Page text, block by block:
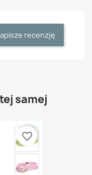
recenzję
samej
favorite_border